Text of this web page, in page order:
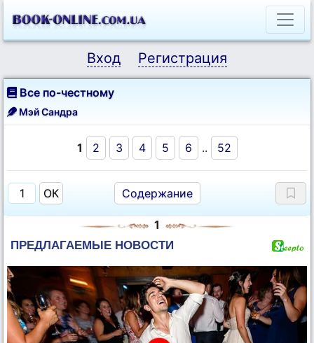
Вход Регистрация
Все по-честному
Мэй Сандра
1 2 3 4 5 6 .. 52
Содержание
1